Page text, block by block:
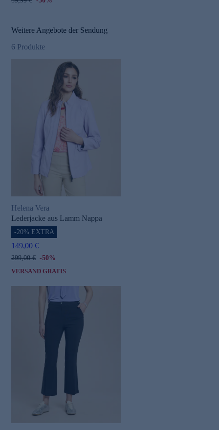
Weitere Angebote der Sendung
6 Produkte
Helena Vera
Lederjacke aus Lamm Nappa
-20% EXTRA
149,00 €
299,00 € -50%
VERSAND GRATIS